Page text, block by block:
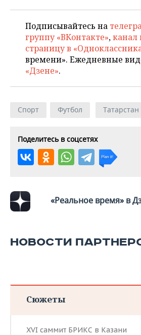
Подписывайтесь на
группу «ВКонтакте»,канал
страницу в
времени». Ежедневные
«Дзене».
Спорт Футбол Татарстан
Поделитесь в соцсетях
«Реальное время» в
НОВОСТИ
Сюжеты
XVI саммит БРИКС в Казани